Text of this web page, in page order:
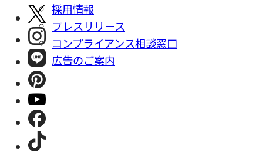
採⽤情報
プレスリリース
コンプライアンス相談窓⼝
広告のご案内